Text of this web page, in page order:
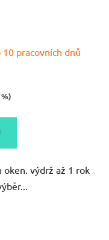
pracovních dnů
oken. výdrž až 1 rok